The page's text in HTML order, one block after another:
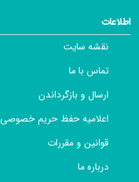
اطلاعات
نقشه سایت
تماس با ما
ارسال و بازگرداندن
اعلامیه حفظ حریم خصوصی
قوانین و مقررات
درباره ما